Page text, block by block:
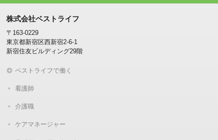
株式会社ベストライフ
〒163-0229
東京都新宿区西新宿2-6-1
新宿住友ビルディング29階
ベストライフで働く
看護師
介護職
ケアマネージャー